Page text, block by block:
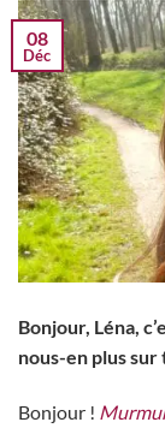
08
Déc
Bonjour, Léna,
nous-en plus sur
Bonjour !